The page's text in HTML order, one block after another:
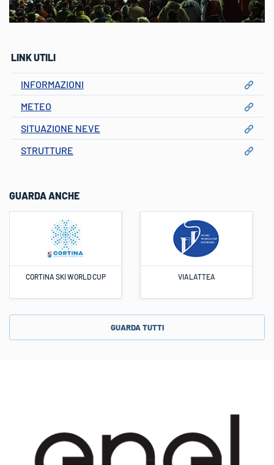
LINK UTILI
INFORMAZIONI
METEO
SITUAZIONE NEVE
STRUTTURE
GUARDA ANCHE
CORTINA SKI WORLD CUP VIALATTEA
GUARDA TUTTI